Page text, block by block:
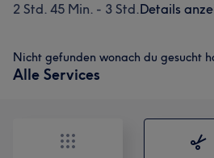
2 Std. 45 Min. - 3 Std.Details
Nicht gefunden wonach du gesucht
Alle Services